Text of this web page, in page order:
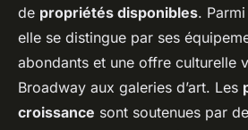
de propriétés disponibles.
elle se distingue par ses
abondants et une offre culturelle
Broadway aux galeries d’art. Les
croissance sont soutenues par